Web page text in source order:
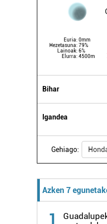
zerbitzuak hobetzeko
baliatzen gara. Ohar hau
Euria: 0mm
Hezetasuna: 79%
Lainoak: 6%
Elurra: 4500m
Bihar
Igandea
Gehiago:
Azken 7
1